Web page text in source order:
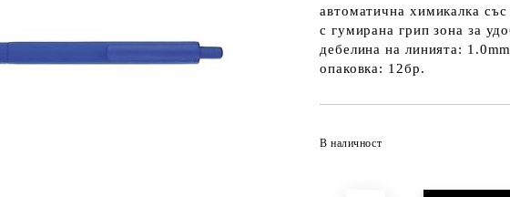
автоматична химикалка
с гумирана грип зона за
дебелина на линията: 1.0mm
опаковка: 12бр.
В наличност